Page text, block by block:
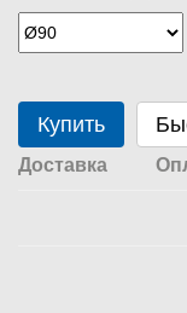
Купить
Доставка